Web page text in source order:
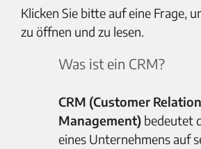
Klicken Sie bitte auf eine Frage,
zu öffnen und zu lesen.
Was ist ein CRM?
CRM (Customer
Management) bedeutet
eines Unternehmens auf